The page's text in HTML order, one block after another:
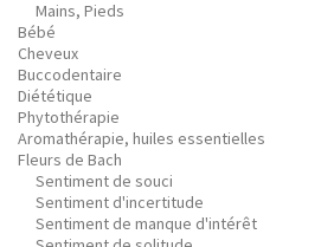
Mains, Pieds
Bébé
Cheveux
Buccodentaire
Diététique
Phytothérapie
Aromathérapie, huiles essentielles
Fleurs de Bach
Sentiment de souci
Sentiment d'incertitude
Sentiment de manque d'intérêt